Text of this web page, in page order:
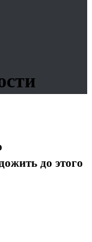
до этого